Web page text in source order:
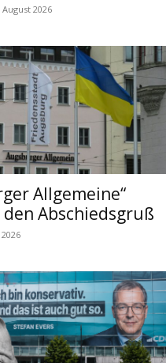
August 2026
Allgemeine“
Abschiedsgruß